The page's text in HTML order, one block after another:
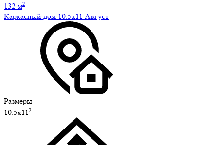
132 м2
Каркасный дом 10.5х11 Август
Размеры
10.5х112